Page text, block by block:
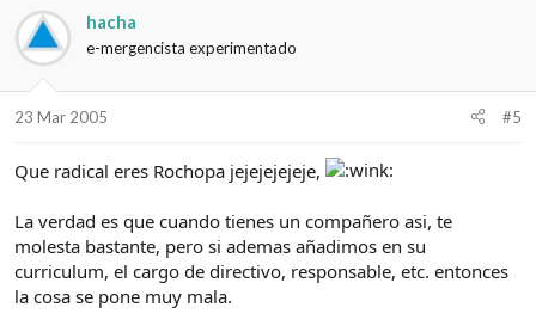
hacha
e-mergencista experimentado
23 Mar 2005 #5
Que radical eres Rochopa jejejejejeje,
La verdad es que cuando tienes un compañero asi, te
molesta bastante, pero si ademas añadimos en su
curriculum, el cargo de directivo, responsable, etc. entonces
la cosa se pone muy mala.